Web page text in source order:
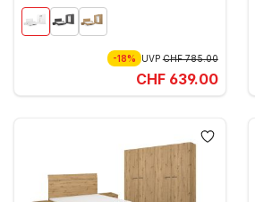
-18% UVPCHF 785.00
CHF 639.00